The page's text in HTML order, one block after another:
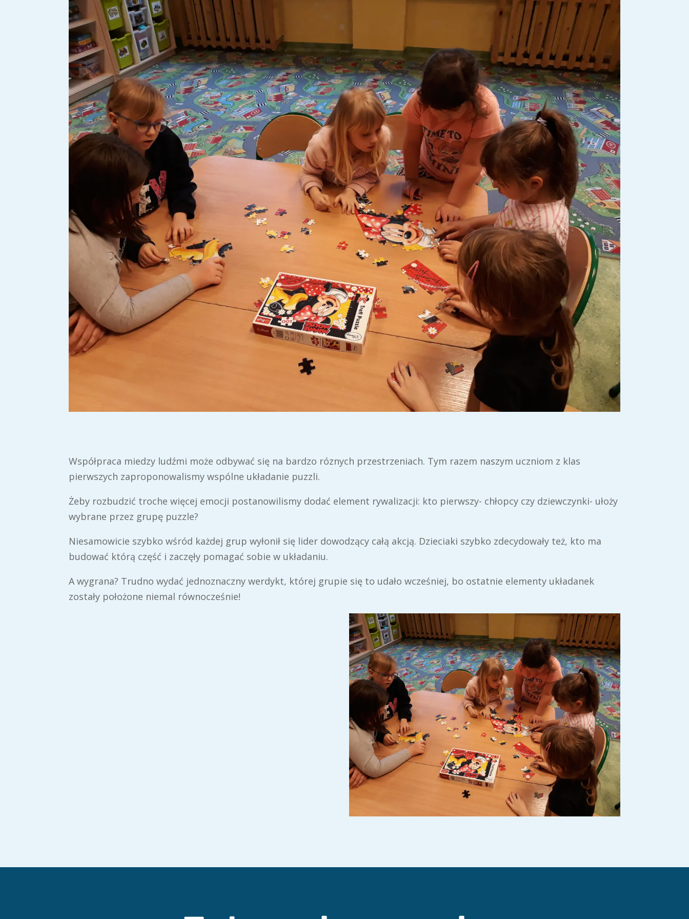
Współpraca miedzy ludźmi może odbywać się na bardzo róznych przestrzeniach. Tym razem naszym uczniom z klas
pierwszych zaproponowalismy wspólne układanie puzzli.
Żeby rozbudzić troche więcej emocji postanowilismy dodać element rywalizacji: kto pierwszy- chłopcy czy dziewczynki- ułoży
wybrane przez grupę puzzle?
Niesamowicie szybko wśród każdej grup wyłonił się lider dowodzący całą akcją. Dzieciaki szybko zdecydowały też, kto ma
budować którą część i zaczęły pomagać sobie w układaniu.
A wygrana? Trudno wydać jednoznaczny werdykt, której grupie się to udało wcześniej, bo ostatnie elementy układanek
zostały położone niemal równocześnie!